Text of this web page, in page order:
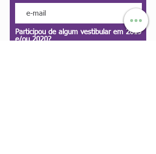
Participou de algum vestibular em 2019
e/ou 2020?